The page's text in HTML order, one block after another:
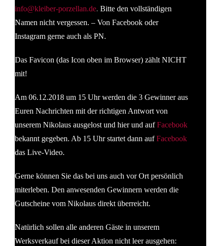
info@kleiber-porzellan.de. Bitte den vollständigen
Namen nicht vergessen. – Von Facebook oder
Instagram gerne auch als PN.
Das Favicon (das Icon oben im Browser) zählt NICHT
mit!
Am 06.12.2018 um 15 Uhr werden die 3 Gewinner aus
Euren Nachrichten mit der richtigen Antwort von
unserem Nikolaus ausgelost und hier und auf Facebook
bekannt gegeben. Ab 15 Uhr startet dann auf Facebook
das Live-Video.
Gerne können Sie das bei uns auch vor Ort persönlich
miterleben. Den anwesenden Gewinnern werden die
Gutscheine vom Nikolaus direkt überreicht.
Natürlich sollen alle anderen Gäste in unserem
Werksverkauf bei dieser Aktion nicht leer ausgehen: